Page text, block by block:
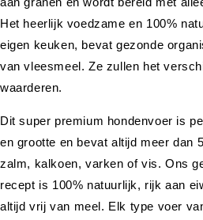
Het heerlijk voedzame en 100%
eigen keuken, bevat gezonde
van vleesmeel. Ze zullen het
waarderen.
Dit super premium hondenvoer is
en grootte en bevat altijd meer dan
zalm, kalkoen, varken of vis. Ons
recept is 100% natuurlijk, rijk aan
altijd vrij van meel. Elk type voer